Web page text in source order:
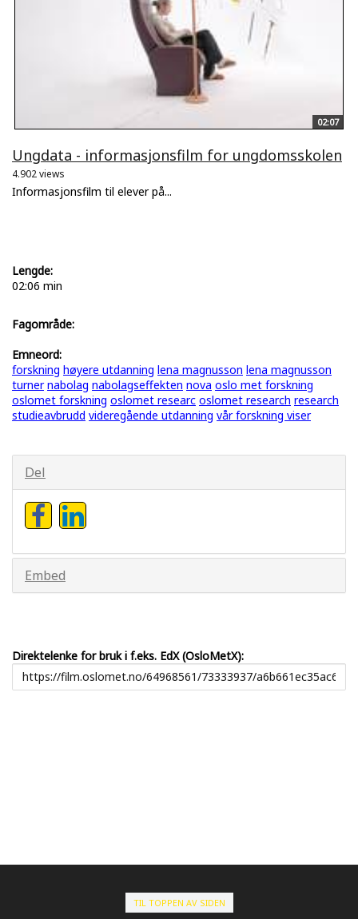
02:07
Ungdata - informasjonsfilm for ungdomsskolen
4.902 views
Informasjonsfilm til elever på...
Lengde:
02:06 min
Fagområde:
Emneord:
forskning høyere utdanning lena magnusson lena magnusson
turner nabolag nabolagseffekten nova oslo met forskning
oslomet forskning oslomet researc oslomet research research
studieavbrudd videregående utdanning vår forskning viser
Del
Embed
Direktelenke for bruk i f.eks. EdX (OsloMetX):
TIL TOPPEN AV SIDEN